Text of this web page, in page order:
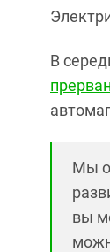
В
Мы
вы